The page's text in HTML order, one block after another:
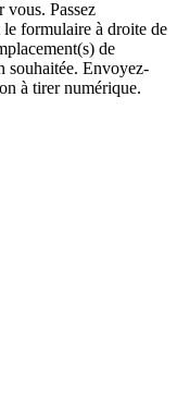
vous. Passez
le formulaire à droite de
de
souhaitée. Envoyez-
à tirer numérique.